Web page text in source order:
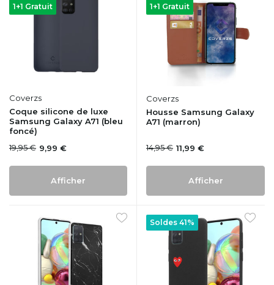
1+1 Gratuit
Coverzs
Coque silicone de luxe
Samsung Galaxy A71 (bleu
foncé)
19,95 € 9,99 €
Afficher
1+1 Gratuit
Coverzs
Housse Samsung Galaxy
A71 (marron)
14,95 € 11,99 €
Afficher
Soldes 41%